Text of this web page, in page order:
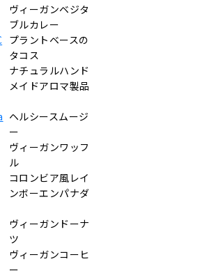
ヴィーガンベジタ
ブルカレー
プラントベースの
タコス
ナチュラルハンド
メイドアロマ製品
ヘルシースムージ
ー
ヴィーガンワッフ
ル
コロンビア風レイ
ンボーエンパナダ
ヴィーガンドーナ
ツ
ヴィーガンコーヒ
ー